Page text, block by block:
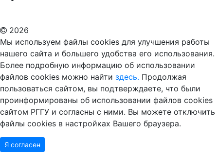
2026
Мы используем файлы cookies для улучшения работы
нашего сайта и большего удобства его использования.
Более подробную информацию об использовании
файлов cookies можно найти здесь. Продолжая
пользоваться сайтом, вы подтверждаете, что были
проинформированы об использовании файлов cookies
сайтом РГГУ и согласны с ними. Вы можете отключить
файлы cookies в настройках Вашего браузера.
Я согласен